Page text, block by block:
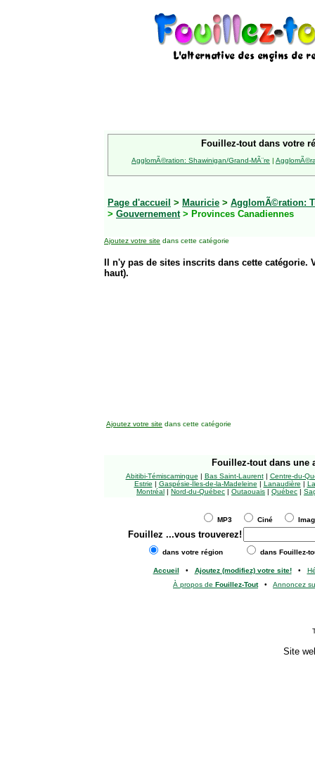
Fouillez-tout dans votre
AgglomÃ©ration: Shawinigan/Grand-MÃ¨re |
Page d'accueil > Mauricie > AgglomÃ©ration:
> Gouvernement> Provinces Canadiennes
Ajoutez votre site dans cette catégorie
Il n'y pas de sites inscrits dans cette
haut).
Ajoutez votre site dans cette catégorie
Fouillez-tout dans une
Abitibi-Témiscamingue | Bas Saint-Laurent| Centre-du-
Estrie | Gaspésie-Îles-de-la-Madeleine | Lanaudière |
Montréal | Nord-du-Québec | Outaouais | Québec |
MP3 Ciné
Fouillez ...vous trouverez!
dans votre région dans Fouillez-
Accueil • Ajoutez (modifiez) votre site!•
À propos de Fouillez-Tout• Annoncez
Site